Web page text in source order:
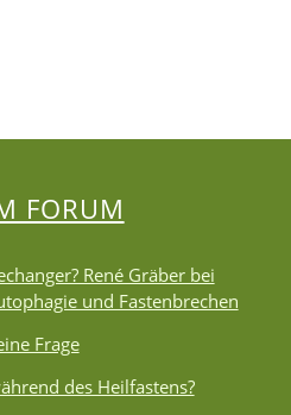
FORUM
René Gräber bei
und Fastenbrechen
Frage
des Heilfastens?